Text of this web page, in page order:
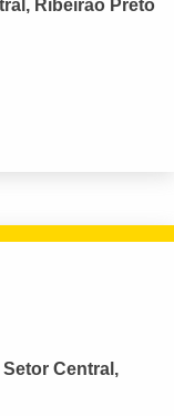
Ribeirão Preto
Central,